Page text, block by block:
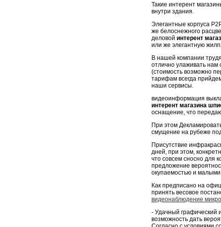
Такие интерент
внутри здания.
Элегантные корпуса
же белоснежного
деловой интерент
или же элегантную
В нашей компании
отлично улаживать
(стоимость возможно
тарифам всегда
наши сервисы.
видеоинформация
интерент магазина
оснащение, что
При этом
смущение на рубеже
Присутствие
дней, при этом,
что совсем сносно для
предложение
окупаемостью и
Как предписано на
принять весовое
видеонаблюдение
- Удачный графический
возможность дать